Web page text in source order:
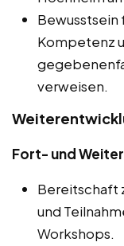
Bewusstsein
Kompetenz
verweisen.
Fort- und
Bereitschaft
und
Workshops.